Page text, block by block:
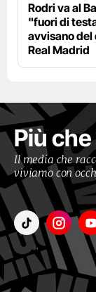
Rodri va al
"fuori di
avvisano
Real Madrid
Più
Il media che
viviamo con